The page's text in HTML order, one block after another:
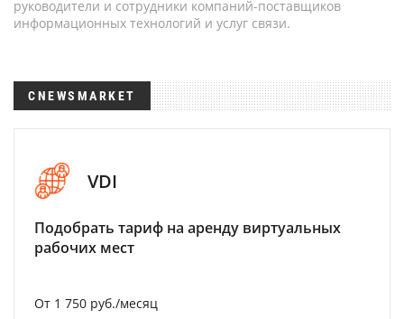
руководители и сотрудники компаний-поставщиков
информационных технологий и услуг связи.
CNEWSMARKET
VDI
Подобрать тариф на аренду виртуальных
рабочих мест
От 1 750 руб./месяц